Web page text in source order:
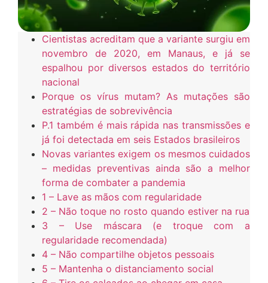
Cientistas acreditam que a variante surgiu em
novembro de 2020, em Manaus, e já se
espalhou por diversos estados do território
nacional
Porque os vírus mutam? As mutações são
estratégias de sobrevivência
P.1 também é mais rápida nas transmissões e
já foi detectada em seis Estados brasileiros
Novas variantes exigem os mesmos cuidados
– medidas preventivas ainda são a melhor
forma de combater a pandemia
1 – Lave as mãos com regularidade
2 – Não toque no rosto quando estiver na rua
3 – Use máscara (e troque com a
regularidade recomendada)
4 – Não compartilhe objetos pessoais
5 – Mantenha o distanciamento social